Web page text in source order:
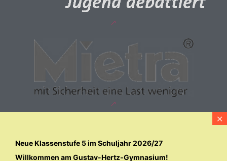
Neue Klassenstufe 5 im Schuljahr 2026/27
Willkommen am Gustav-Hertz-Gymnasium!